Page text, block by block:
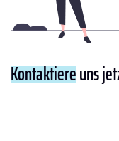
Kontaktiereuns